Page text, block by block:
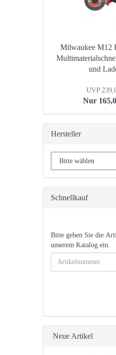
Milwaukee M12
und
UVP
Nur
Hersteller
Schnellkauf
BITTE
GEBEN
SIE
DIE
ARTIKELNUMMER
Bitte geben Sie die
unserem Katalog ein.
Neue Artikel